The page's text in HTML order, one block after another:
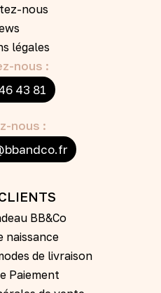
nous
légales
nous :
43 81
nous :
BB&Co
naissance
de livraison
Paiement